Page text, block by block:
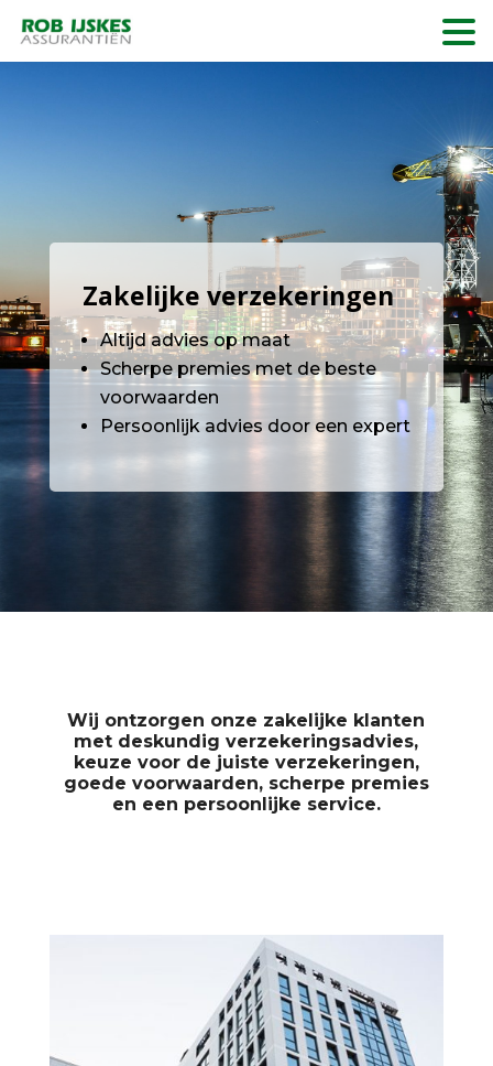
Zakelijke verzekeringen
Altijd advies op maat
Scherpe premies met de beste
voorwaarden
Persoonlijk advies door een expert
Wij ontzorgen onze zakelijke klanten
met deskundig verzekeringsadvies,
keuze voor de juiste verzekeringen,
goede voorwaarden, scherpe premies
en een persoonlijke service.